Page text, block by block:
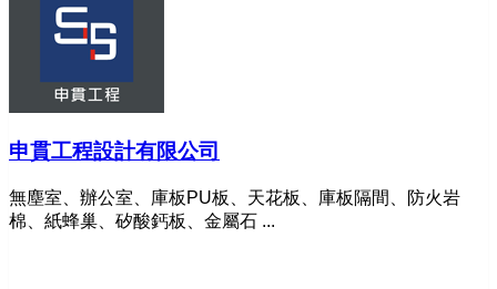
申貫工程設計有限公司
無塵室、辦公室、庫板PU板、天花板、庫板隔間、防火岩
棉、紙蜂巢、矽酸鈣板、金屬石 ...